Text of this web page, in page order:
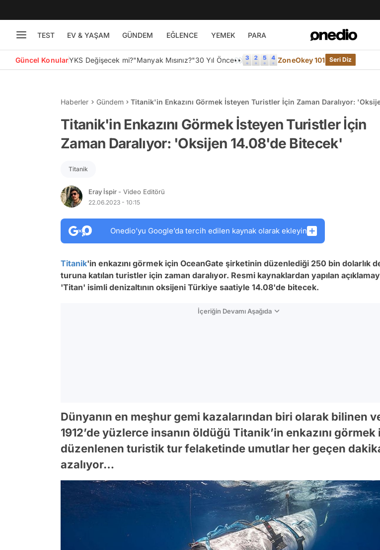
TEST EV & YAŞAM GÜNDEM EĞLENCE YEMEK PARA
Güncel KonularYKS Değişecek mi?"Manyak Mısınız?"30 Yıl Önce👀 ZoneOkey 101 Seri Diz
Haberler Gündem
Titanik'in Enkazını Görmek İsteyen Turistler İçin Zaman Daralıyor:
Titanik'in Enkazını Görmek İsteyen Turistler İçin
Zaman Daralıyor: 'Oksijen 14.08'de Bitecek'
Titanik
Eray İspir - Video Editörü
22.06.2023 - 10:15
Onedio’yu Google’da tercih edilen kaynak olarak ekleyin
Titanik'in enkazını görmek için OceanGate şirketinin düzenlediği 250 bin dolarlık
turuna katılan turistler için zaman daralıyor. Resmi kaynaklardan yapılan
'Titan' isimli denizaltının oksijeni Türkiye saatiyle 14.08'de bitecek.
İçeriğin Devamı Aşağıda
Dünyanın en meşhur gemi kazalarından biri olarak bilinen
1912’de yüzlerce insanın öldüğü Titanik’in enkazını görmek
düzenlenen turistik tur felaketinde umutlar her geçen
azalıyor…